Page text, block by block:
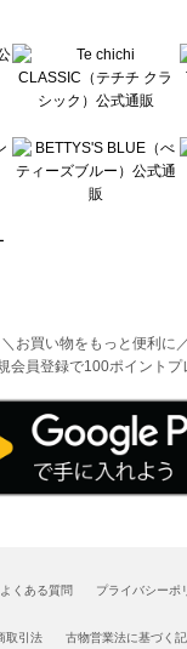
＼お買い物をもっと便利に／
会員登録で100ポイントプ
よくある質問 プライバシーポ
取引法 古物営業法に基づく